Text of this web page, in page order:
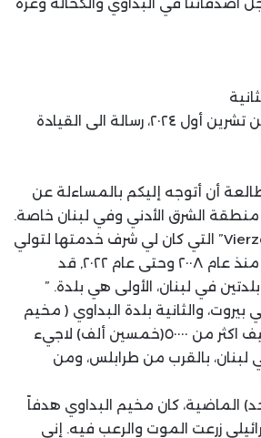
فيارزون، في السابع من تشرين أول ٢٠٢٤، رسالة الى القيادة
أن أتوجه إليكم بالمساءلة عن
منطقة الشرق الأدني وفي لبنان خاصة.
إن مدينة “فيارزون Vierzon” التي كان لي شرف خدمتها لتولي
منصب العمدة فيها منذ عام ٢٠٠٨ وحتى عام ٢٠٢٢, قد
في لبنان، الأولى هي بلدة. ”
بيروت، والثانية بلدة البداوي ( مخيم
البداوي) الذي يستضيف اكثر من ٥٠٠٠٠(خمسين ألف) لاجيء
بالقرب من طرابلس، ومن
الماضية، كان مخيم البداوي هدفاً
زرعت الموت والرعب فيه. إني